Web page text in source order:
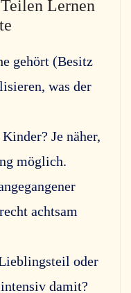
Lernen
gehört (Besitz
was der
Je näher,
möglich.
achtsam
oder
damit?